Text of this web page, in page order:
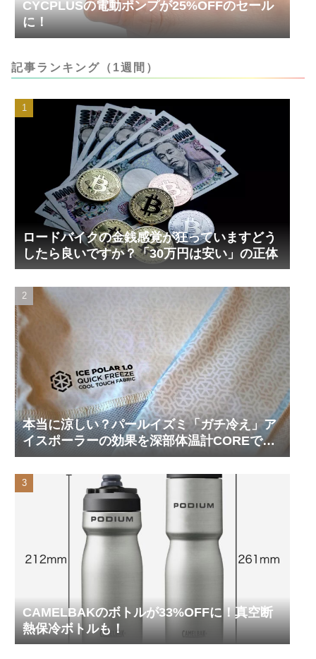
CYCPLUSの電動ポンプが25%OFFのセール
に！
記事ランキング（1週間）
ロードバイクの金銭感覚が狂っていますどう
したら良いですか？「30万円は安い」の正体
本当に涼しい？パールイズミ「ガチ冷え」ア
イスポーラーの効果を深部体温計COREで測
ってみた
CAMELBAKのボトルが33%OFFに！真空断
熱保冷ボトルも！